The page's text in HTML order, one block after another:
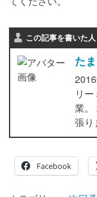
この記事を書いた人
たま
リ
業。
張り
Facebook